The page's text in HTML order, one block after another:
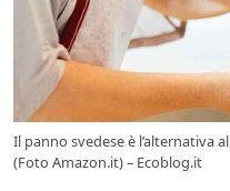
Il panno svedese è l’alternativa
(Foto Amazon.it) – Ecoblog.it